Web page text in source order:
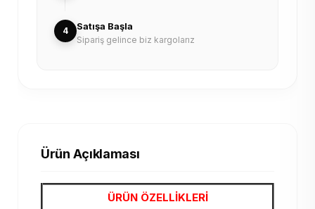
4 Satışa Başla
Sipariş gelince biz kargolarız
Ürün Açıklaması
ÜRÜN ÖZELLİKLERİ